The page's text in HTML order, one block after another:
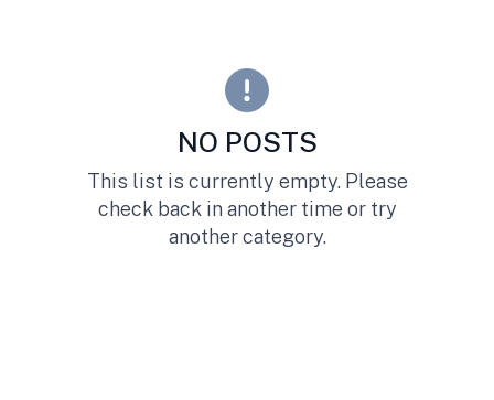
NO POSTS
This list is currently empty. Please
check back in another time or try
another category.